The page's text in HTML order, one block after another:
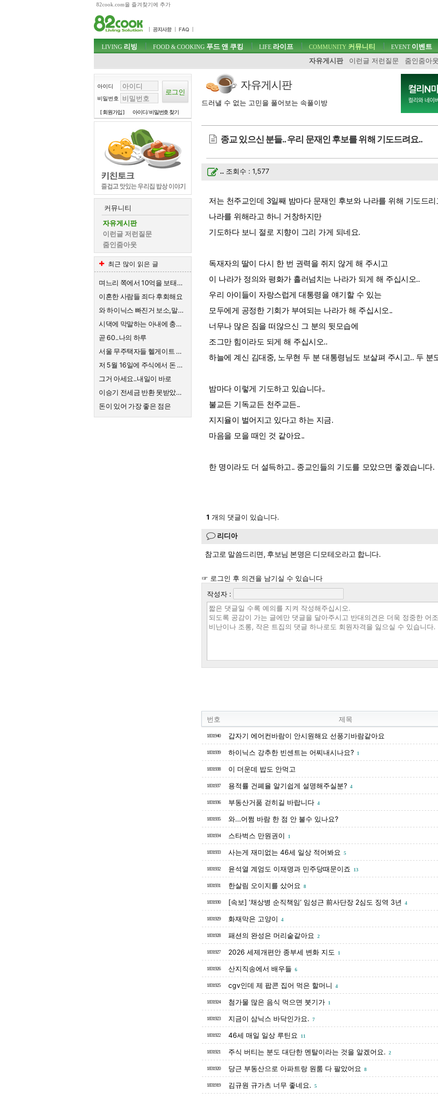
82cook.com을 즐겨찾기에 추가
주메뉴 바로가기
컨텐츠 바로가기
검색 바로가기
로그인 바로가기
주메뉴
LIVING 리빙 FOOD & COOKING 푸드 앤 쿠킹 LIFE 라이프 COMMUNITY 커뮤니티
자유게시판
이런글 저런질문 줌인줌아웃
EVENT이벤트
아이디
비밀번호
[ 회원가입 ] 아이디/ 비밀번호 찾기
커뮤니티
자유게시판
이런글 저런질문
줌인줌아웃
최근 많이 읽은 글
며느리 쪽에서 10억을 보태준대요.
이혼한 사람들 죄다 후회해요
와 하이닉스 빠진거 보소,말이 안나옴
시댁에 막말하는 아내에 충격받은 스튜디오
곧 60..나의 하루
서울 무주택자들 헬게이트 열리네요
저 5월 16일에 주식에서 돈 90% 뺐다고 글 올렸어요
그거 아세요..내일이 바로
이승기 전세금 반환 못받았네요
돈이 있어 가장 좋은 점은
자유게시판
드러낼 수 없는 고민을 풀어보는 속풀이방
종교 있으신 분들.. 우리 문재인 후보를 위해 기도드려요..
.. 조회수 : 1,577
저는 천주교인데 3일째 밤마다 문재인 후보와 나라를 위해 기도드리
나라를 위해라고 하니 거창하지만
기도하다 보니 절로 지향이 그리 가게 되네요.
독재자의 딸이 다시 한 번 권력을 쥐지 않게 해 주시고
이 나라가 정의와 평화가 흘러넘치는 나라가 되게 해 주십시오..
우리 아이들이 자랑스럽게 대통령을 얘기할 수 있는
모두에게 공정한 기회가 부여되는 나라가 해 주십시오..
너무나 많은 짐을 떠않으신 그 분의 뒷모습에
조그만 힘이라도 되게 해 주십시오..
하늘에 계신 김대중, 노무현 두 분 대통령님도 보살펴 주시고.. 두 분
밤마다 이렇게 기도하고 있습니다..
불교든 기독교든 천주교든..
지지율이 벌어지고 있다고 하는 지금.
마음을 모을 때인 것 같아요..
한 명이라도 더 설득하고.. 종교인들의 기도를 모았으면 좋겠습니다.
1 개의 댓글이 있습니다.
리디아
참고로 말씀드리면, 후보님 본명은 디모테오라고 합니다.
☞ 로그인 후 의견을 남기실 수 있습니다
작성자 :
번호 제목
1831940 갑자기 에어컨바람이 안시원해요 선풍기바람같아요
1831939 하이닉스 강추한 빈센트는 어찌내시나요? 1
1831938 이 더운데 밥도 안먹고
1831937 용적률 건폐율 알기쉽게 설명해주실분? 4
1831936 부동산거품 걷히길 바랍니다 4
1831935 와...어쩜 바람 한 점 안 불수 있나요?
1831934 스타벅스 만원권이 1
1831933 사는게 재미없는 46세 일상 적어봐요 5
1831932 윤석열 계엄도 이재명과 민주당때문이죠 13
1831931 한살림 오이지를 샀어요 8
1831930 [속보] ‘채상병 순직책임’ 임성근 前사단장 2심도 징역 3년 4
1831929 화재막은 고양이 4
1831928 패션의 완성은 머리숱같아요 2
1831927 2026 세제개편안 종부세 변화 지도 1
1831926 산지직송에서 배우들 6
1831925 cgv인데 제 팝콘 집어 먹은 할머니 4
1831924 첨가물 많은 음식 먹으면 붓기가 1
1831923 지금이 삼닉스 바닥인가요. 7
1831922 46세 매일 일상 루틴요 11
1831921 주식 버티는 분도 대단한 멘탈이라는 것을 알겠어요. 2
1831920 당근 부동산으로 아파트랑 원룸 다 팔았어요 8
1831919 김규원 규가츠 너무 좋네요. 5